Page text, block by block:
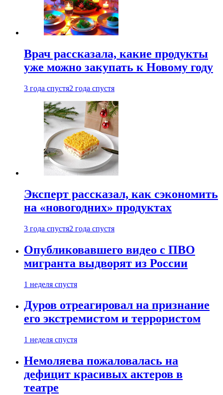
Врач рассказала, какие продукты
уже можно закупать к Новому году
3 года спустя2 года спустя
Эксперт рассказал, как сэкономить
на «новогодних» продуктах
3 года спустя2 года спустя
Опубликовавшего видео с ПВО
мигранта выдворят из России
1 неделя спустя
Дуров отреагировал на признание
его экстремистом и террористом
1 неделя спустя
Немоляева пожаловалась на
дефицит красивых актеров в
театре